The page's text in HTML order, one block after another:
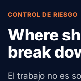
CONTROL DE RIESGO
Where
break
El trabajo no es